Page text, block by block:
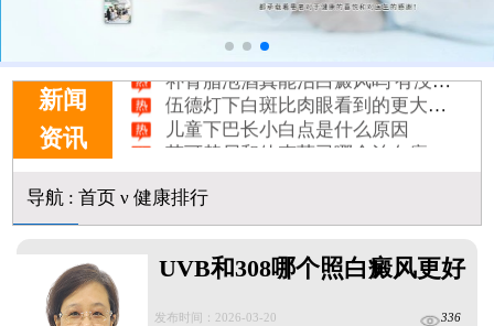
新闻
资讯
美国进口308激光照白癜风一个光斑大概费用多少
小孩膝盖上有白色的点点摸着光滑怎么回事
伍德灯下白斑比肉眼看到的更大正常吗
儿童下巴长小白点是什么原因
芦可替尼和他克莫司哪个治白癜风好
导航: 首页ν 健康排行
UVB和308哪个照白癜风更好
发布时间：2026-03-20 336